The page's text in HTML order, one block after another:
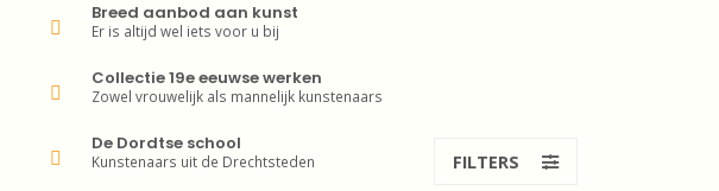
Breed aanbod aan kunst
Er is altijd wel iets voor u bij
Collectie 19e eeuwse werken
Zowel vrouwelijk als mannelijk kunstenaars
De Dordtse school
Kunstenaars uit de Drechtsteden FILTERS